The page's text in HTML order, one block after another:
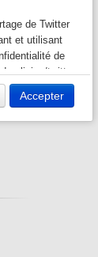
de Twitter
et utilisant
de
policies/twitter-
Accepter